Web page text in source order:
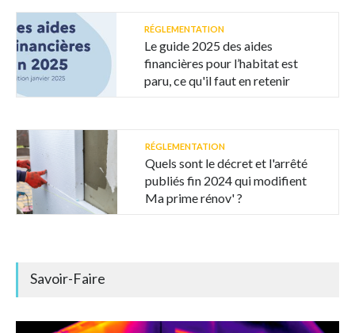
RÉGLEMENTATION
Le guide 2025 des aides
financières pour l’habitat est
paru, ce qu'il faut en retenir
RÉGLEMENTATION
Quels sont le décret et l'arrêté
publiés fin 2024 qui modifient
Ma prime rénov' ?
Savoir-Faire